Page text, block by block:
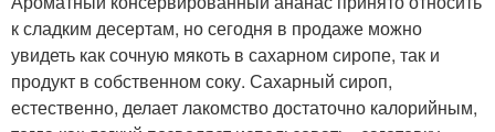
к сладким десертам, но сегодня в продаже можно
увидеть как сочную мякоть в сахарном сиропе, так и
продукт в собственном соку. Сахарный сироп,
естественно, делает лакомство достаточно калорийным,